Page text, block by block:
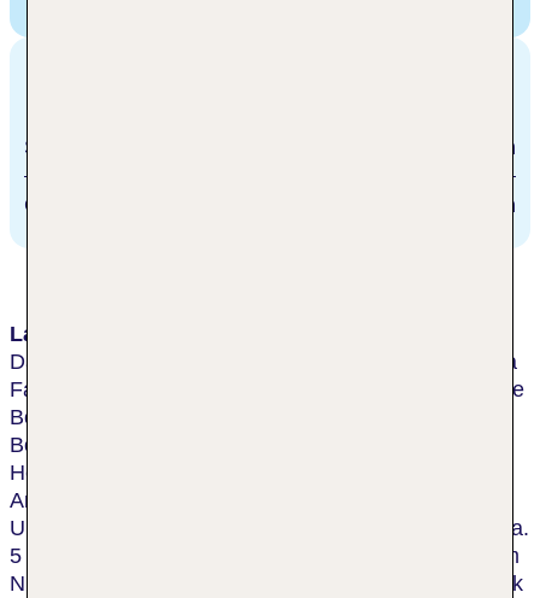
450 m
400 m
Lage & Umgebung
Das Hotel befindet sich in exklusiver Lage in Niagara
Falls, Ontario. Die berühmten Niagara Fälle sowie die
Bootsanlegestelle der Maid of the Mist für
Bootstouren befindet sich ganz in der Nähe des
Hotels. Das Stadtzentrum mit seinem vielfältigen
Angebot an diversen Einkaufs- und
Unterhaltungsmöglichkeiten erreicht man nach nur ca.
5 min. Das Hotel besitzt eine direkte Verbindung zum
Niagara Fallsview Casino für diejenigen, die ihr Glück